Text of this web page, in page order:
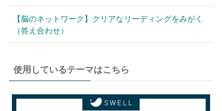
【脳のネットワーク】クリアなリーディングをみがく
（答え合わせ）
使用しているテーマはこちら